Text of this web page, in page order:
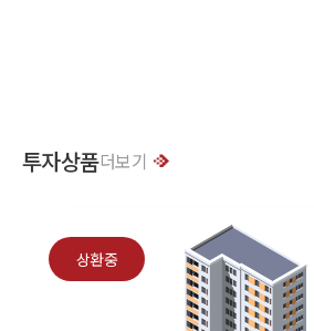
투자상품더보기
상환중